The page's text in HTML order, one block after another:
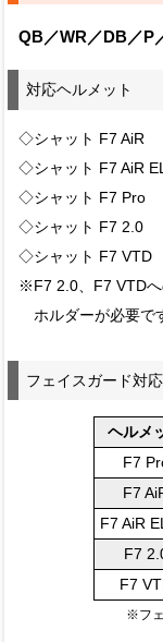
QB／WR／DB／P
対応ヘルメット
◇シャット F7 AiR
◇シャット F7 AiR
◇シャット F7 Pro
◇シャット F7 2.0
◇シャット F7 VTD
※F7 2.0、F7 VTDへ
ホルダーが必要で
フェイスガード対
ヘルメ
F7
F7
F7 AiR
F7
F7
※フ